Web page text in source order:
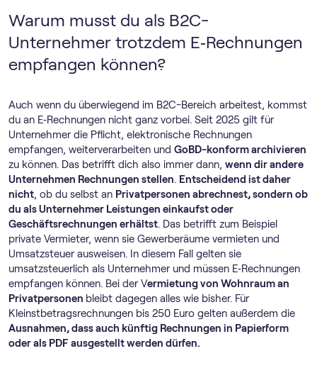
Warum musst du als B2C-
Unternehmer trotzdem E‑Rechnungen
empfangen können?
Auch wenn du überwiegend im B2C-Bereich arbeitest, kommst
du an E‑Rechnungen nicht ganz vorbei. Seit 2025 gilt für
Unternehmer die Pflicht, elektronische Rechnungen
empfangen, weiterverarbeiten und GoBD-konform archivieren
zu können. Das betrifft dich also immer dann, wenn dir andere
Unternehmen Rechnungen stellen. Entscheidend ist daher
nicht, ob du selbst an Privatpersonen abrechnest, sondern ob
du als Unternehmer Leistungen einkaufst oder
Geschäftsrechnungen erhältst. Das betrifft zum Beispiel
private Vermieter, wenn sie Gewerberäume vermieten und
Umsatzsteuer ausweisen. In diesem Fall gelten sie
umsatzsteuerlich als Unternehmer und müssen E‑Rechnungen
empfangen können. Bei der Vermietung von Wohnraum an
Privatpersonen bleibt dagegen alles wie bisher. Für
Kleinstbetragsrechnungen bis 250 Euro gelten außerdem die
Ausnahmen, dass auch künftig Rechnungen in Papierform
oder als PDF ausgestellt werden dürfen.